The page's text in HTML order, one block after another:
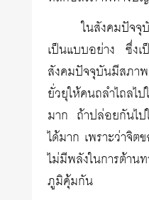
ในสังคมปัจ
เป็นแบบอย่าง ซึ่งเ
สังคมปัจจุบันมีสภา
ยั่วยุให้คนถลำไถลไ
มาก ถ้าปล่อยกันไ
ได้มาก เพราะว่าจิต
ไม่มีพลังในการต้าน
ภูมิคุ้มกัน